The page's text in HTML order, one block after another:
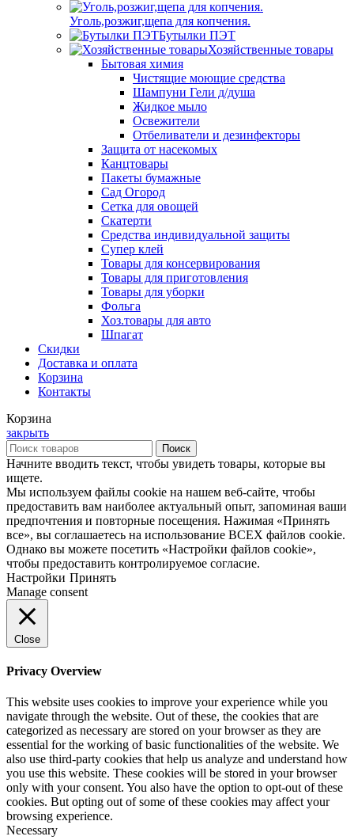
Уголь,розжиг,щепа для копчения.
Бутылки ПЭТ
Хозяйственные товары
Бытовая химия
Чистящие моющие средства
Шампуни Гели д/душа
Жидкое мыло
Освежители
Отбеливатели и дезинфекторы
Защита от насекомых
Канцтовары
Пакеты бумажные
Сад Огород
Сетка для овощей
Скатерти
Средства индивидуальной защиты
Супер клей
Товары для консервирования
Товары для приготовления
Товары для уборки
Фольга
Хоз.товары для авто
Шпагат
Скидки
Доставка и оплата
Корзина
Контакты
Корзина
закрыть
Поиск
Начните вводить текст, чтобы увидеть товары, которые вы
ищете.
Мы используем файлы cookie на нашем веб-сайте, чтобы
предоставить вам наиболее актуальный опыт, запоминая ваши
предпочтения и повторные посещения. Нажимая «Принять
все», вы соглашаетесь на использование ВСЕХ файлов cookie.
Однако вы можете посетить «Настройки файлов cookie»,
чтобы предоставить контролируемое согласие.
Настройки Принять
Manage consent
Close
Privacy Overview
This website uses cookies to improve your experience while you
navigate through the website. Out of these, the cookies that are
categorized as necessary are stored on your browser as they are
essential for the working of basic functionalities of the website. We
also use third-party cookies that help us analyze and understand how
you use this website. These cookies will be stored in your browser
only with your consent. You also have the option to opt-out of these
cookies. But opting out of some of these cookies may affect your
browsing experience.
Necessary